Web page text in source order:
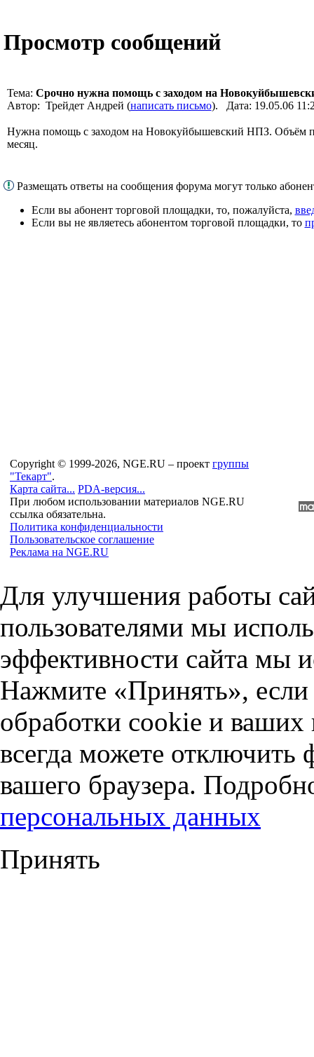
Просмотр сообщений
Тема: Срочно нужна помощь с заходом на
Автор: Трейдет Андрей (написать письмо). Дата: 19.05.06
Нужна помощь с заходом на Новокуйбышевский НПЗ. Объём
месяц.
Размещать ответы на сообщения форума могут только
Если вы абонент торговой площадки, то, пожалуйста,
Если вы не являетесь абонентом торговой площадки, то
Copyright © 1999-2026, NGE.RU – проект группы
"Текарт".
Карта сайта... PDA-версия...
При любом использовании материалов NGE.RU
ссылка обязательна.
Политика конфиденциальности
Пользовательское соглашение
Реклама на NGE.RU
Для улучшения работы
пользователями мы
эффективности сайта мы
Нажмите «Принять», если
обработки cookie и
всегда можете отключить
вашего браузера.
персональных данных
Принять